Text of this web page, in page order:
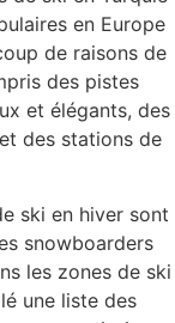
en Europe
de raisons de
des pistes
et élégants, des
des stations de
ski en hiver sont
snowboarders
les zones de ski
une liste des